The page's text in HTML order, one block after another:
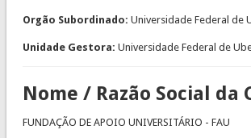
Orgão Subordinado: Universidade Federal de
Unidade Gestora: Universidade Federal de
Nome / Razão Social da
FUNDAÇÃO DE APOIO UNIVERSITÁRIO - FAU